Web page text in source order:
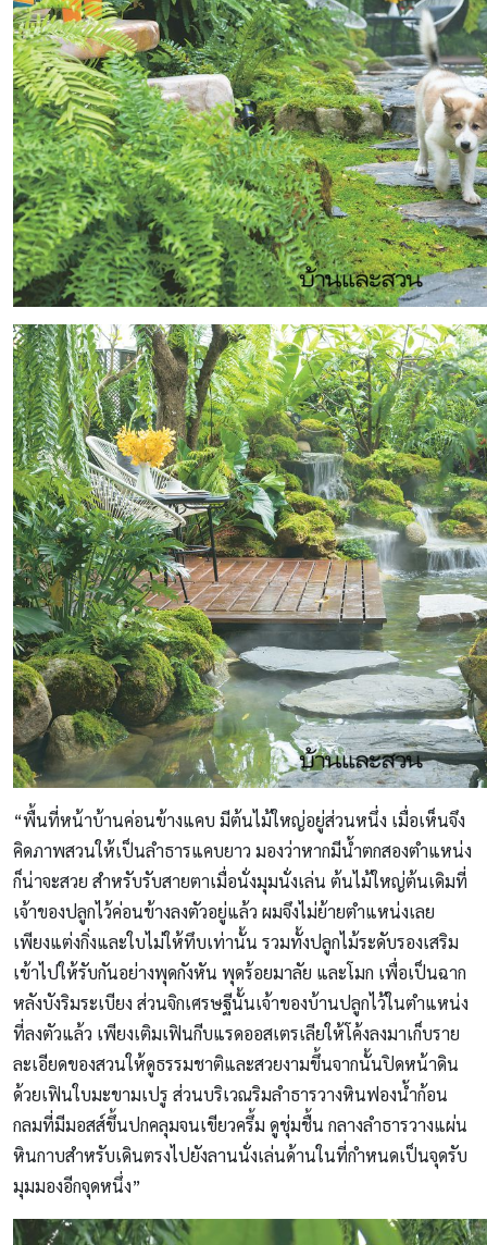
“พื้นที่หน้าบ้านค่อนข้างแคบ มีต้นไม้ใหญ่อยู่ส่วนหนึ่ง เมื่อเห็นจึง
คิดภาพสวนให้เป็นลำธารแคบยาว มองว่าหากมีน้ำตกสองตำแหน่ง
ก็น่าจะสวย สำหรับรับสายตาเมื่อนั่งมุมนั่งเล่น ต้นไม้ใหญ่ต้นเดิมที่
เจ้าของปลูกไว้ค่อนข้างลงตัวอยู่แล้ว ผมจึงไม่ย้ายตำแหน่งเลย
เพียงแต่งกิ่งและใบไม่ให้ทึบเท่านั้น รวมทั้งปลูกไม้ระดับรองเสริม
เข้าไปให้รับกันอย่างพุดกังหัน พุดร้อยมาลัย และโมก เพื่อเป็นฉาก
หลังบังริมระเบียง ส่วนจิกเศรษฐีนั้นเจ้าของบ้านปลูกไว้ในตำแหน่ง
ที่ลงตัวแล้ว เพียงเติมเฟินกีบแรดออสเตรเลียให้โค้งลงมาเก็บราย
ละเอียดของสวนให้ดูธรรมชาติและสวยงามขึ้นจากนั้นปิดหน้าดิน
ด้วยเฟินใบมะขามเปรู ส่วนบริเวณริมลำธารวางหินฟองน้ำก้อน
กลมที่มีมอสส์ขึ้นปกคลุมจนเขียวครึ้ม ดูชุ่มชื้น กลางลำธารวางแผ่น
หินกาบสำหรับเดินตรงไปยังลานนั่งเล่นด้านในที่กำหนดเป็นจุดรับ
มุมมองอีกจุดหนึ่ง”